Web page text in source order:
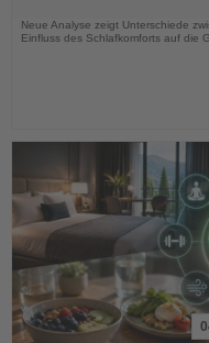
Nachrichten
Neue Analyse zeigt Unterschiede
Einfluss des Schlafkomforts auf die